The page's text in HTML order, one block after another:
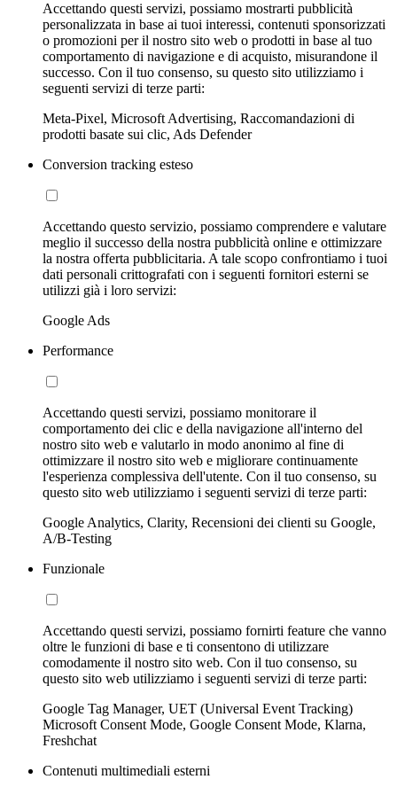
Accettando questi servizi, possiamo mostrarti pubblicità
personalizzata in base ai tuoi interessi, contenuti sponsorizzati
o promozioni per il nostro sito web o prodotti in base al tuo
comportamento di navigazione e di acquisto, misurandone il
successo. Con il tuo consenso, su questo sito utilizziamo i
seguenti servizi di terze parti:
Meta-Pixel, Microsoft Advertising, Raccomandazioni di
prodotti basate sui clic, Ads Defender
Conversion tracking esteso
Accettando questo servizio, possiamo comprendere e valutare
meglio il successo della nostra pubblicità online e ottimizzare
la nostra offerta pubblicitaria. A tale scopo confrontiamo i tuoi
dati personali crittografati con i seguenti fornitori esterni se
utilizzi già i loro servizi:
Google Ads
Performance
Accettando questi servizi, possiamo monitorare il
comportamento dei clic e della navigazione all'interno del
nostro sito web e valutarlo in modo anonimo al fine di
ottimizzare il nostro sito web e migliorare continuamente
l'esperienza complessiva dell'utente. Con il tuo consenso, su
questo sito web utilizziamo i seguenti servizi di terze parti:
Google Analytics, Clarity, Recensioni dei clienti su Google,
A/B-Testing
Funzionale
Accettando questi servizi, possiamo fornirti feature che vanno
oltre le funzioni di base e ti consentono di utilizzare
comodamente il nostro sito web. Con il tuo consenso, su
questo sito web utilizziamo i seguenti servizi di terze parti:
Google Tag Manager, UET (Universal Event Tracking)
Microsoft Consent Mode, Google Consent Mode, Klarna,
Freshchat
Contenuti multimediali esterni